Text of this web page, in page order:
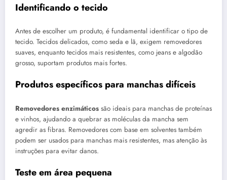
Identificando o tecido
Antes de escolher um produto, é fundamental identificar o tipo de
tecido. Tecidos delicados, como seda e lã, exigem removedores
suaves, enquanto tecidos mais resistentes, como jeans e algodão
grosso, suportam produtos mais fortes.
Produtos específicos para manchas difíceis
Removedores enzimáticos são ideais para manchas de proteínas
e vinhos, ajudando a quebrar as moléculas da mancha sem
agredir as fibras. Removedores com base em solventes também
podem ser usados para manchas mais resistentes, mas atenção às
instruções para evitar danos.
Teste em área pequena